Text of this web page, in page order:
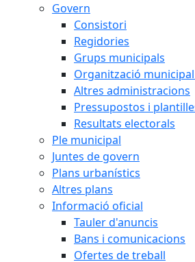
Govern
Consistori
Regidories
Grups municipals
Organització
Altres administracions
Pressupostos i
Resultats electorals
Ple municipal
Juntes de govern
Plans urbanístics
Altres plans
Informació oficial
Tauler d'anuncis
Bans i comunicacions
Ofertes de treball